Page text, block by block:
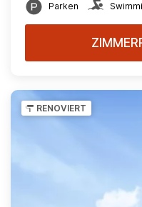
Parken
RENOVIERT